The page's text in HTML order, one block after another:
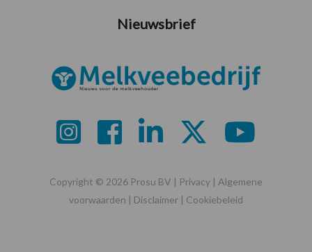
Nieuwsbrief
Copyright © 2026 Prosu BV | Privacy | Algemene
voorwaarden | Disclaimer | Cookiebeleid